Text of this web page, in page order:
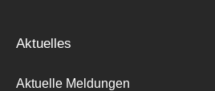
Aktuelles
Aktuelle Meldungen